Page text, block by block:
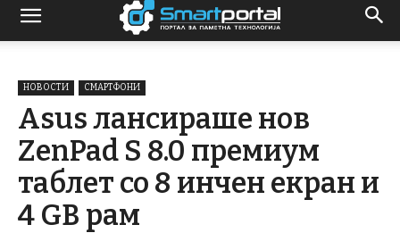
НОВОСТИ СМАРТФОНИ
Asus лансираше нов
ZenPad S 8.0 премиум
таблет со 8 инчен екран и
4 GB рам